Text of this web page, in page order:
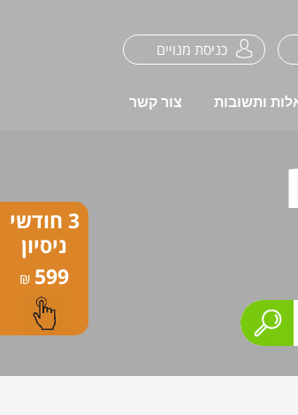
כניסת מנויים
ותשובות צור קשר
3 חודשי
ניסיון
599
₪